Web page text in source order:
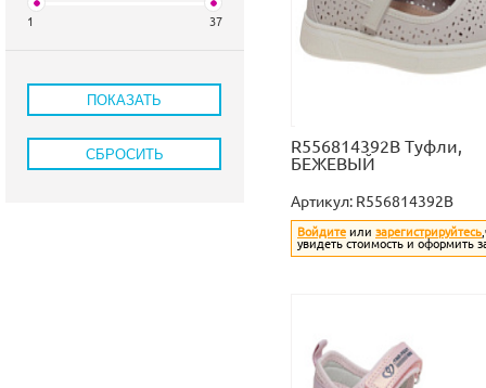
1 37
R556814392B Туфли,
БЕЖЕВЫЙ
Артикул: R556814392B
Войдите или зарегистрируйтесь
увидеть стоимость и оформить